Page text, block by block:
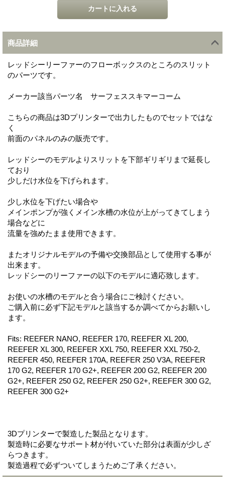
商品詳細
レッドシーリーファーのフローボックスのところのスリット
のパーツです。
メーカー該当パーツ名 サーフェススキマーコーム
こちらの商品は3Dプリンターで出力したものでセットではな
く
前面のパネルのみの販売です。
レッドシーのモデルよりスリットを下部ギリギリまで延長し
ており
少しだけ水位を下げられます。
少し水位を下げたい場合や
メインポンプが強くメイン水槽の水位が上がってきてしまう
場合などに
流量を強めたまま使用できます。
またオリジナルモデルの予備や交換部品として使用する事が
出来ます。
レッドシーのリーファーの以下のモデルに適応致します。
お使いの水槽のモデルと合う場合にご検討ください。
ご購入前に必ず下記モデルと該当するか調べてからお願いし
ます。
Fits: REEFER NANO, REEFER 170, REEFER XL 200,
REEFER XL 300, REEFER XXL 750, REEFER XXL 750-2,
REEFER 450, REEFER 170A, REEFER 250 V3A, REEFER
170 G2, REEFER 170 G2+, REEFER 200 G2, REEFER 200
G2+, REEFER 250 G2, REEFER 250 G2+, REEFER 300 G2,
REEFER 300 G2+
3Dプリンターで製造した製品となります。
製造時に必要なサポート材が付いていた部分は表面が少しざ
らつきます。
製造過程で必ずついてしまうためご了承ください。